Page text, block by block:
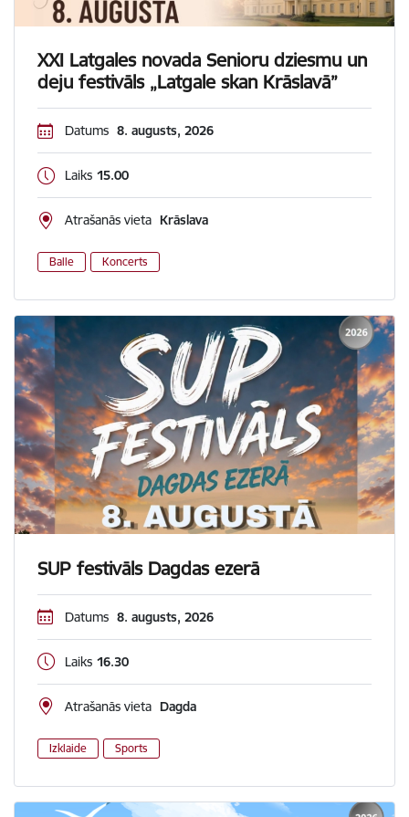
XXI Latgales novada Senioru dziesmu un
deju festivāls „Latgale skan Krāslavā”
Datums 8. augusts, 2026
Laiks 15.00
Atrašanās vieta Krāslava
Balle Koncerts
SUP festivāls Dagdas ezerā
Datums 8. augusts, 2026
Laiks 16.30
Atrašanās vieta Dagda
Izklaide Sports